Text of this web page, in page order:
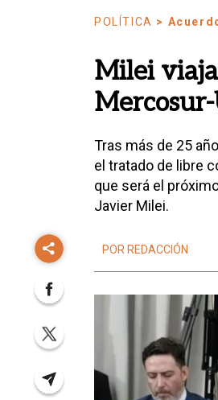
POLÍTICA >
Milei
Tras más de 25
el tratado de libre
que será el
Javier Milei.
POR REDACCIÓN